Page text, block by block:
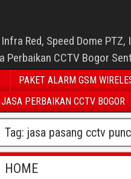
Red, Speed Dome
CCTV Bogor
PAKET ALARM GSM
JASA PERBAIKAN CCTV BOGOR
Tag: jasa pasang cctv
HOME